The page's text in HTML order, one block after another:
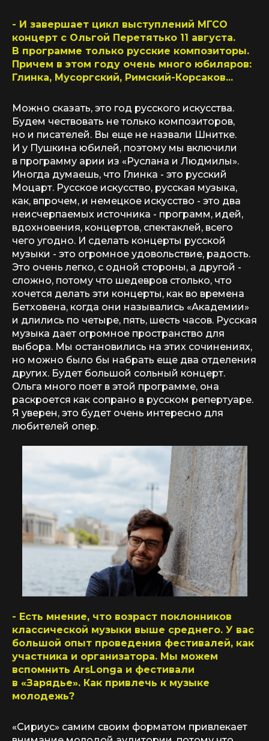
- И завершает цикл выступлений МГСО
концерт с Ольгой Перетятько 11 августа.
В программе только русские композиторы.
Причем в этом году очень много юбиляров:
Глинка, Мусоргский, Римский-Корсаков...
Можно сказать, это год русского искусства.
Будем чествовать не только композиторов,
но и писателей. Вы еще не назвали Шнитке.
И у Пушкина юбилей, поэтому мы включили
в программу арии из «Руслана и Людмилы».
Иногда думаешь, что Глинка - это русский
Моцарт. Русское искусство, русская музыка,
как, впрочем, и немецкое искусство - это два
неисчерпаемых источника - программ, идей,
вдохновения, концертов, спектаклей, всего
чего угодно. И сделать концерты русской
музыки - это огромное удовольствие, радость.
Это очень легко, с одной стороны, а другой -
сложно, потому что шедевров столько, что
хочется делать эти концерты, как во времена
Бетховена, когда они назывались «Академии»
и длились по четыре, пять, шесть часов. Русская
музыка дает огромное пространство для
выбора. Мы остановились на этих сочинениях,
но можно было бы набрать еще два отделения
других. Будет большой сольный концерт.
Ольга много поет в этой программе, она
раскроется как сопрано в русском репертуаре.
Я уверен, это будет очень интересно для
любителей опер.
- Есть мнение, что возраст поклонников
классической музыки выше среднего. У вас
большой опыт проведения фестивалей, как
участника и организатора. Мы можем
вспомнить ArsLonga и фестивали
в «Зарядье». Как привлечь к музыке
молодежь?
«Сириус» самим своим форматом привлекает